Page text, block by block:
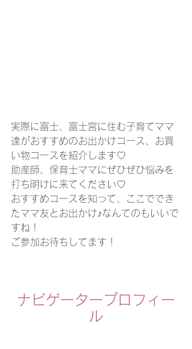
実際に富士、富士宮に住む子育てママ
達がおすすめのお出かけコース、お買
い物コースを紹介します♡
助産師、保育士ママにぜひぜひ悩みを
打ち明けに来てください♡
おすすめコースを知って、ここででき
たママ友とお出かけ♪なんてのもいいで
すね！
ご参加お待ちしてます！
ナビゲータープロフィー
ル